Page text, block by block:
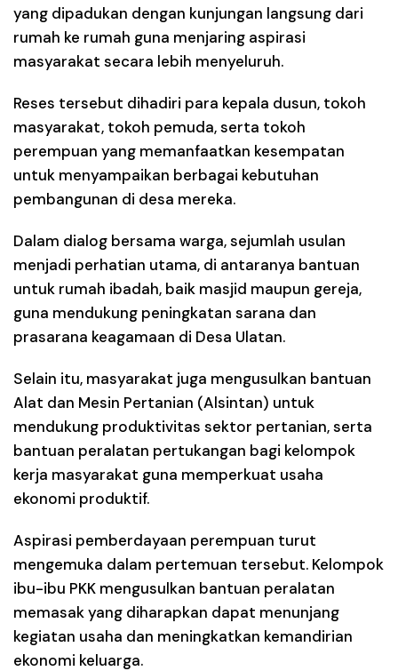
yang dipadukan dengan kunjungan langsung dari
rumah ke rumah guna menjaring aspirasi
masyarakat secara lebih menyeluruh.
Reses tersebut dihadiri para kepala dusun, tokoh
masyarakat, tokoh pemuda, serta tokoh
perempuan yang memanfaatkan kesempatan
untuk menyampaikan berbagai kebutuhan
pembangunan di desa mereka.
Dalam dialog bersama warga, sejumlah usulan
menjadi perhatian utama, di antaranya bantuan
untuk rumah ibadah, baik masjid maupun gereja,
guna mendukung peningkatan sarana dan
prasarana keagamaan di Desa Ulatan.
Selain itu, masyarakat juga mengusulkan bantuan
Alat dan Mesin Pertanian (Alsintan) untuk
mendukung produktivitas sektor pertanian, serta
bantuan peralatan pertukangan bagi kelompok
kerja masyarakat guna memperkuat usaha
ekonomi produktif.
Aspirasi pemberdayaan perempuan turut
mengemuka dalam pertemuan tersebut. Kelompok
ibu-ibu PKK mengusulkan bantuan peralatan
memasak yang diharapkan dapat menunjang
kegiatan usaha dan meningkatkan kemandirian
ekonomi keluarga.